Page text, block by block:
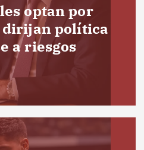
optan por
dirijan política
a riesgos